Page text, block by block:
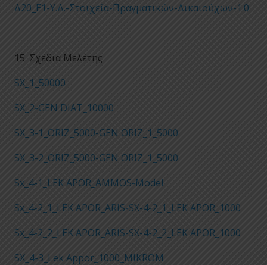
Δ20_Ε1-Υ.Δ.-Στοιχεία-Πραγματικών-Δικαιούχων-1.0
15. Σχέδια Μελέτης
SX_1_50000
SX_2-GEN DIAT_10000
SX_3-1_ORIZ_5000-GEN ORIZ_1_5000
SX_3-2_ORIZ_5000-GEN ORIZ_1_5000
Sx_4-1_LEK APOR_AMMOS-Model
Sx_4-2_1_LEK APOR_ARIS-SX-4-2_1_LEK APOR_1000
Sx_4-2_2_LEK APOR_ARIS-SX-4-2_2_LEK APOR_1000
SX_4-3_Lek Appor_1000_MIKROM